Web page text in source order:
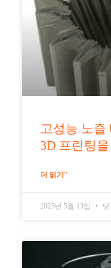
고성능 노즐
3D 프린팅
더 읽기"
2025년 5월 13일